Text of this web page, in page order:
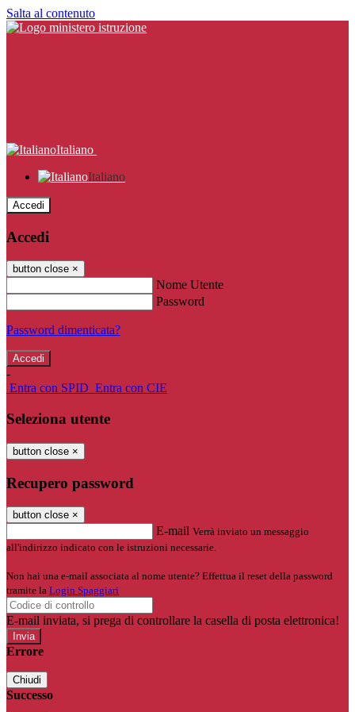
Salta al contenuto
Italiano
Italiano
Accedi
Accedi
button close ×
Nome Utente
Password
Password dimenticata?
-
Entra con SPID Entra con CIE
Seleziona utente
button close ×
Recupero password
button close ×
E-mail Verrà inviato un messaggio
all'indirizzo indicato con le istruzioni necessarie.
Non hai una e-mail associata al nome utente? Effettua il reset della password
tramite la Login Spaggiari
E-mail inviata, si prega di controllare la casella di posta elettronica!
Errore
Chiudi
Successo